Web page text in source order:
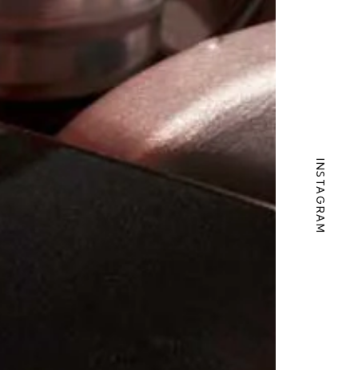
INSTAGRAM